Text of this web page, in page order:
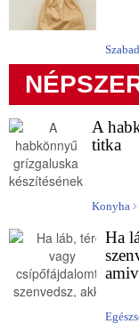
A
titka
Konyha
Ha